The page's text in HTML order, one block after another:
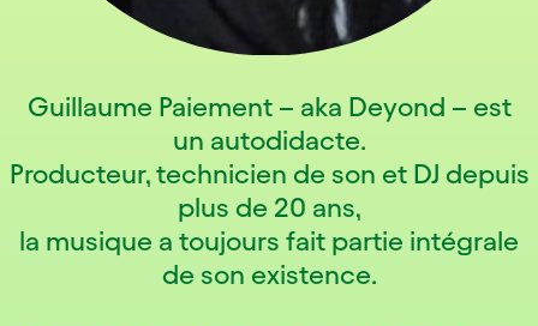
Guillaume Paiement – aka Deyond – est
un autodidacte.
Producteur, technicien de son et DJ depuis
plus de 20 ans,
la musique a toujours fait partie intégrale
de son existence.